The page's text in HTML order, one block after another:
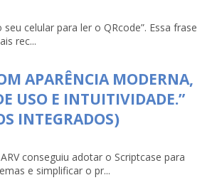
celular para ler o QRcode”. Essa frase
rec...
APARÊNCIA MODERNA,
USO E INTUITIVIDADE.”
INTEGRADOS)
conseguiu adotar o Scriptcase para
e simplificar o pr...